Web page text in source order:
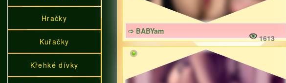
Hračky
Kuřačky
Křehké dívky
➩ BABYam
1613